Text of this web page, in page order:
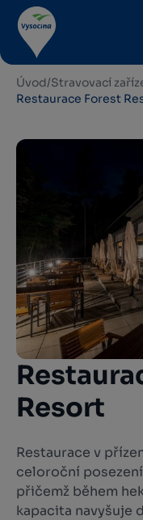
Úvod/Stravovací
Restaurace Forest
Resort
Restaurace v
celoroční
přičemž během
kapacita navyšuje